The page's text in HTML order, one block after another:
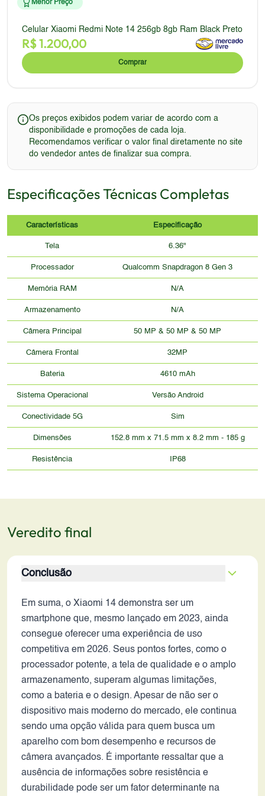
Menor Preço
Celular Xiaomi Redmi Note 14 256gb 8gb Ram Black Preto
R$1.200,00
Comprar
Os preços exibidos podem variar de acordo com a
disponibilidade e promoções de cada loja.
Recomendamos verificar o valor final diretamente no site
do vendedor antes de finalizar sua compra.
Especificações Técnicas Completas
Características Especificação
Tela 6.36"
Processador Qualcomm Snapdragon 8 Gen 3
Memória RAM N/A
Armazenamento N/A
Câmera Principal 50 MP & 50 MP & 50 MP
Câmera Frontal 32MP
Bateria 4610 mAh
Sistema Operacional Versão Android
Conectividade 5G Sim
Dimensões 152.8 mm x 71.5 mm x 8.2 mm - 185 g
Resistência IP68
Veredito final
Conclusão
Em suma, o Xiaomi 14 demonstra ser um
smartphone que, mesmo lançado em 2023, ainda
consegue oferecer uma experiência de uso
competitiva em 2026. Seus pontos fortes, como o
processador potente, a tela de qualidade e o amplo
armazenamento, superam algumas limitações,
como a bateria e o design. Apesar de não ser o
dispositivo mais moderno do mercado, ele continua
sendo uma opção válida para quem busca um
aparelho com bom desempenho e recursos de
câmera avançados. É importante ressaltar que a
ausência de informações sobre resistência e
durabilidade pode ser um fator determinante na